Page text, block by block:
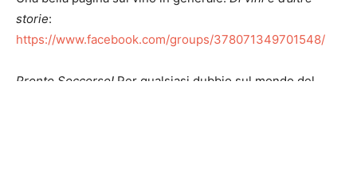
storie:
https://www.facebook.com/groups/378071349701548/
Pronto Soccorso! Per qualsiasi dubbio sul mondo del